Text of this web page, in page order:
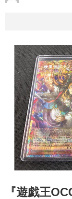
『遊戯王